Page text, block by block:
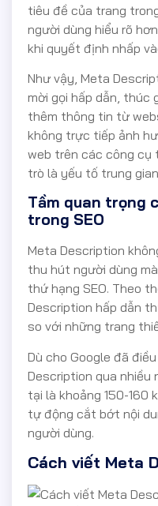
tiêu đề của trang
người dùng hiểu rõ
khi quyết định nhấp
Như vậy, Meta
mời gọi hấp dẫn, thúc
thêm thông tin từ
không trực tiếp ảnh
web trên các công cụ
trò là yếu tố trung
Tầm quan trọng
trong SEO
Meta Description
thu hút người dùng
thứ hạng SEO. Theo
Description hấp dẫn
so với những trang
Dù cho Google đã
Description qua nhiều
tại là khoảng 150-160
tự động cắt bớt nội
người dùng.
Cách viết Meta